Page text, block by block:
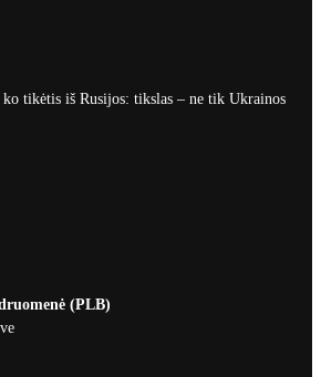
tikėtis iš Rusijos: tikslas – ne tik Ukrainos
(PLB)